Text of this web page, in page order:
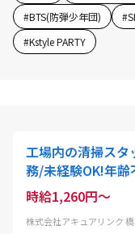
#BTS(防弾少年団) #
#Kstyle PARTY
工場内の清掃ス
務/未経験OK!年齢
別現場もあるので
時給1,260円～